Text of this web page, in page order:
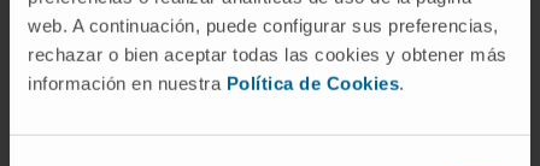
web. A continuación, puede configurar sus preferencias,
rechazar o bien aceptar todas las cookies y obtener más
información en nuestra Política de Cookies.
de la misma. Docente en los Seminarios de
Medicina.